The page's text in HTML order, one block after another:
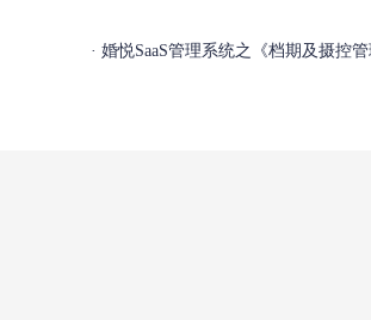
婚悦SaaS管理系统之《档期及摄控